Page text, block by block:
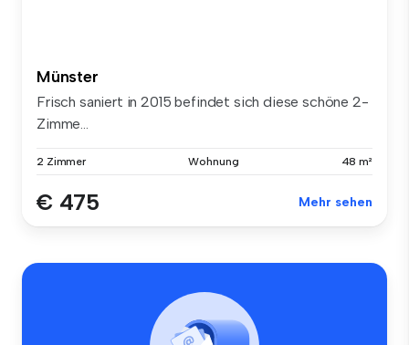
Münster
Frisch saniert in 2015 befindet sich diese schöne 2-
Zimme...
2 Zimmer Wohnung 48 m²
€ 475 Mehr sehen